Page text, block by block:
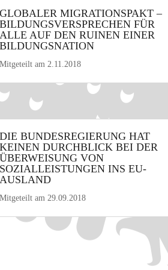
GLOBALER MIGRATIONSPAKT –
BILDUNGSVERSPRECHEN FÜR
ALLE AUF DEN RUINEN EINER
BILDUNGSNATION
Mitgeteilt am 2.11.2018
DIE BUNDESREGIERUNG HAT
KEINEN DURCHBLICK BEI DER
ÜBERWEISUNG VON
SOZIALLEISTUNGEN INS EU-
AUSLAND
Mitgeteilt am 29.09.2018